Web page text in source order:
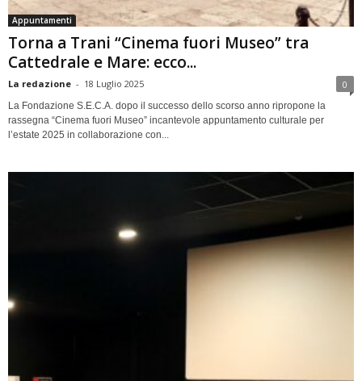
Appuntamenti
Torna a Trani “Cinema fuori Museo” tra
Cattedrale e Mare: ecco...
La redazione - 18 Luglio 2025 0
La Fondazione S.E.C.A. dopo il successo dello scorso anno ripropone la
rassegna “Cinema fuori Museo” incantevole appuntamento culturale per
l’estate 2025 in collaborazione con...